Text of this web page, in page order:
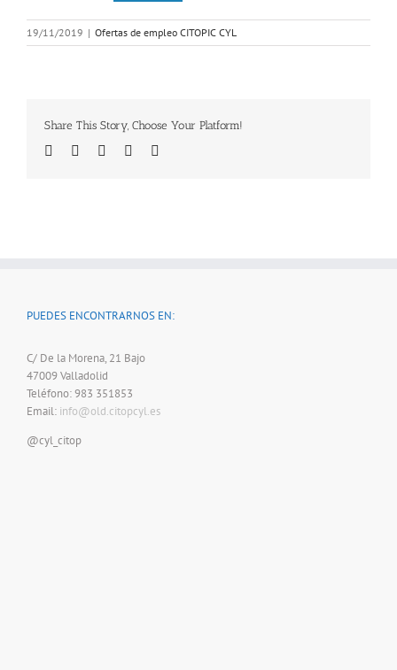
19/11/2019 | Ofertas de empleo CITOPIC CYL
Share This Story, Choose Your Platform!
Facebook
TwitterLinkedinGoogle+
PUEDES ENCONTRARNOS EN:
C/ De la Morena, 21 Bajo
47009 Valladolid
Teléfono: 983 351853
Email: info@old.citopcyl.es
@cyl_citop